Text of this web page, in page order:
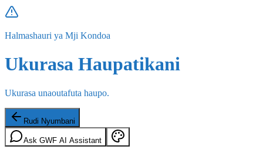
Halmashauri ya Mji Kondoa
Ukurasa Haupatikani
Ukurasa unaoutafuta haupo.
Rudi Nyumbani
Ask GWF AI Assistant